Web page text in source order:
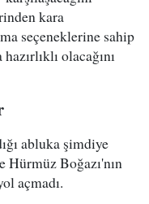
kara
seçeneklerine sahip
olacağını
abluka şimdiye
Hürmüz Boğazı'nın
açmadı.